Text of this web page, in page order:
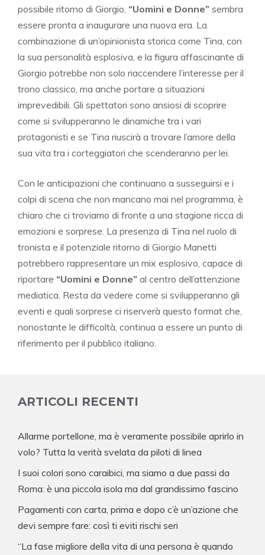
possibile ritorno di Giorgio, “Uomini e Donne” sembra
essere pronta a inaugurare una nuova era. La
combinazione di un’opinionista storica come Tina, con
la sua personalità esplosiva, e la figura affascinante di
Giorgio potrebbe non solo riaccendere l’interesse per il
trono classico, ma anche portare a situazioni
imprevedibili. Gli spettatori sono ansiosi di scoprire
come si svilupperanno le dinamiche tra i vari
protagonisti e se Tina riuscirà a trovare l’amore della
sua vita tra i corteggiatori che scenderanno per lei.
Con le anticipazioni che continuano a susseguirsi e i
colpi di scena che non mancano mai nel programma, è
chiaro che ci troviamo di fronte a una stagione ricca di
emozioni e sorprese. La presenza di Tina nel ruolo di
tronista e il potenziale ritorno di Giorgio Manetti
potrebbero rappresentare un mix esplosivo, capace di
riportare “Uomini e Donne” al centro dell’attenzione
mediatica. Resta da vedere come si svilupperanno gli
eventi e quali sorprese ci riserverà questo format che,
nonostante le difficoltà, continua a essere un punto di
riferimento per il pubblico italiano.
ARTICOLI RECENTI
Allarme portellone, ma è veramente possibile aprirlo in
volo? Tutta la verità svelata da piloti di linea
I suoi colori sono caraibici, ma siamo a due passi da
Roma: è una piccola isola ma dal grandissimo fascino
Pagamenti con carta, prima e dopo c’è un’azione che
devi sempre fare: così ti eviti rischi seri
“La fase migliore della vita di una persona è quando